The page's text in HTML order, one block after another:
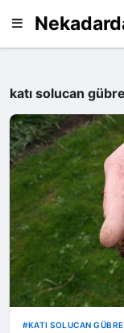
katı solucan
KATI SOLUCAN